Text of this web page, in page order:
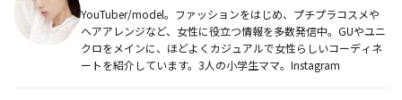
YouTuber/model。ファッションをはじめ、プチプラコスメや
ヘアアレンジなど、女性に役立つ情報を多数発信中。GUやユニ
クロをメインに、ほどよくカジュアルで女性らしいコーディネ
ートを紹介しています。3人の小学生ママ。Instagram